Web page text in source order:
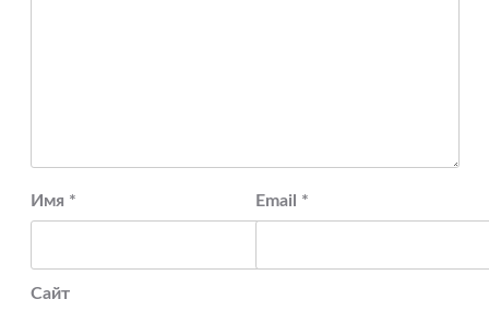
Имя * Email *
Сайт